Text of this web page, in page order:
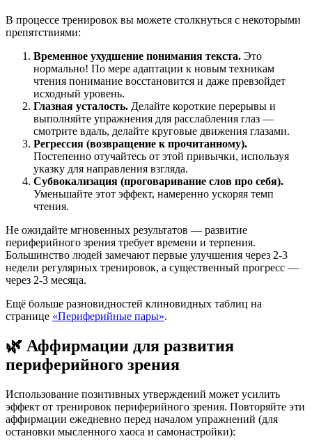
В процессе тренировок вы можете столкнуться с некоторыми
препятствиями:
Временное ухудшение понимания текста. Это
нормально! По мере адаптации к новым техникам
чтения понимание восстановится и даже превзойдет
исходный уровень.
Глазная усталость. Делайте короткие перерывы и
выполняйте упражнения для расслабления глаз —
смотрите вдаль, делайте круговые движения глазами.
Регрессия (возвращение к прочитанному).
Постепенно отучайтесь от этой привычки, используя
указку для направления взгляда.
Субвокализация (проговаривание слов про себя).
Уменьшайте этот эффект, намеренно ускоряя темп
чтения.
Не ожидайте мгновенных результатов — развитие
периферийного зрения требует времени и терпения.
Большинство людей замечают первые улучшения через 2-3
недели регулярных тренировок, а существенный прогресс —
через 2-3 месяца.
Ещё больше разновидностей клиновидных таблиц на
странице «Периферийные пары».
🌿 Аффирмации для развития
периферийного зрения
Использование позитивных утверждений может усилить
эффект от тренировок периферийного зрения. Повторяйте эти
аффирмации ежедневно перед началом упражнений (для
остановки мысленного хаоса и самонастройки):